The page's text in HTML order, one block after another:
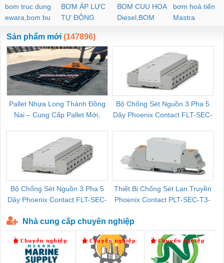
bom truc dung
ewara,bom bu
ewara
BƠM ÁP LỰC
TỰ ĐỘNG
BOM CUU HOA
Diesel,BOM
CHUA CHAY
bơm hoả tiển
Mastra
Sản phẩm mới (147896)
Pallet Nhựa Long Thành Đồng
Nai – Cung Cấp Pallet Mới,
Bộ Chống Sét Nguồn 3 Pha 5
Dây Phoenix Contact FLT-SEC-
Bộ Chống Sét Nguồn 3 Pha 5
Dây Phoenix Contact FLT-SEC-
Thiết Bị Chống Sét Lan Truyền
Phoenix Contact PLT-SEC-T3-
Nhà cung cấp chuyên nghiệp